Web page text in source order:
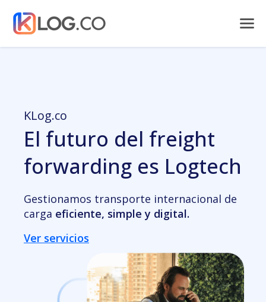
KLog.co
El futuro del freight
forwarding es Logtech
Gestionamos transporte internacional de
carga eficiente, simple y digital.
Ver servicios